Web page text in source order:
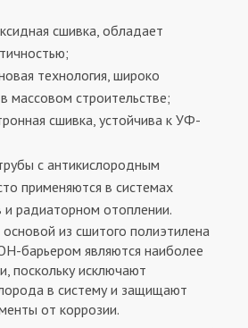
сшивка, обладает
технология, широко
массовом строительстве;
сшивка, устойчива к УФ-
с антикислородным
применяются в системах
и радиаторном отоплении.
из сшитого полиэтилена
барьером являются наиболее
поскольку исключают
в систему и защищают
от коррозии.